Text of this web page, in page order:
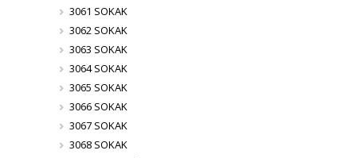
3061 SOKAK
3062 SOKAK
3063 SOKAK
3064 SOKAK
3065 SOKAK
3066 SOKAK
3067 SOKAK
3068 SOKAK